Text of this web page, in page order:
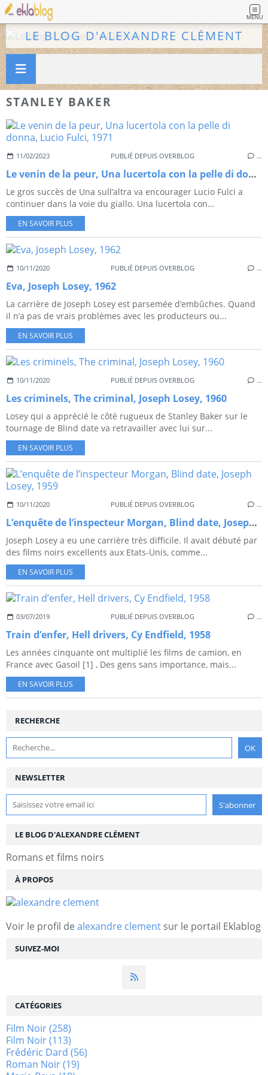
MENU
LE BLOG D'ALEXANDRE CLÉMENT
STANLEY BAKER
11/02/2023 PUBLIÉ DEPUIS OVERBLOG …
Le venin de la peur, Una lucertola con la pelle di donna, Lucio Fulci, 1971
Le gros succès de Una sull’altra va encourager Lucio Fulci a
continuer dans la voie du giallo. Una lucertola con...
EN SAVOIR PLUS
10/11/2020 PUBLIÉ DEPUIS OVERBLOG …
Eva, Joseph Losey, 1962
La carrière de Joseph Losey est parsemée d’embûches. Quand
il n’a pas de vrais problèmes avec les producteurs ou...
EN SAVOIR PLUS
10/11/2020 PUBLIÉ DEPUIS OVERBLOG …
Les criminels, The criminal, Joseph Losey, 1960
Losey qui a apprécié le côté rugueux de Stanley Baker sur le
tournage de Blind date va retravailler avec lui sur...
EN SAVOIR PLUS
10/11/2020 PUBLIÉ DEPUIS OVERBLOG …
L’enquête de l’inspecteur Morgan, Blind date, Joseph Losey, 1959
Joseph Losey a eu une carrière très difficile. Il avait débuté par
des films noirs excellents aux Etats-Unis, comme...
EN SAVOIR PLUS
03/07/2019 PUBLIÉ DEPUIS OVERBLOG …
Train d’enfer, Hell drivers, Cy Endfield, 1958
Les années cinquante ont multiplié les films de camion, en
France avec Gasoil [1] , Des gens sans importance, mais...
EN SAVOIR PLUS
NEWSLETTER
SUIVEZ-MOI
RECHERCHE
LE BLOG D'ALEXANDRE CLÉMENT
Romans et films noirs
À PROPOS
Voir le profil de alexandre clement sur le portail Eklablog
CATÉGORIES
Film Noir(258)
Film Noir(113)
Frédéric Dard (56)
Roman Noir(19)